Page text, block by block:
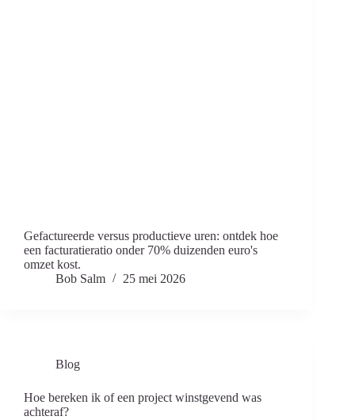
Gefactureerde versus productieve uren: ontdek hoe
een facturatieratio onder 70% duizenden euro's
omzet kost.
Bob Salm
25 mei 2026
Blog
Hoe bereken ik of een project winstgevend was
achteraf?